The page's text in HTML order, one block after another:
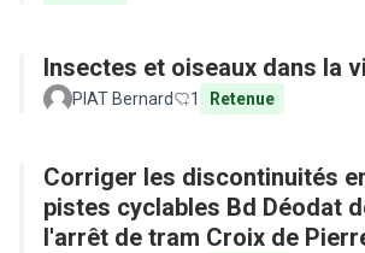
Insectes et oiseaux dans la
PIAT Bernard 1 Retenue
Corriger les discontinuités
pistes cyclables Bd Déodat
l'arrêt de tram Croix de